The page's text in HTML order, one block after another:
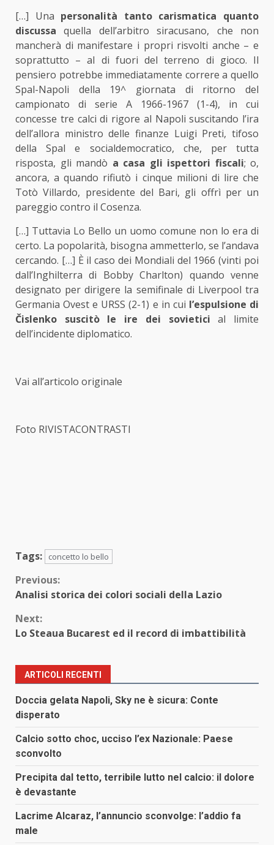
[…] Una personalità tanto carismatica quanto
discussa quella dell’arbitro siracusano, che non
mancherà di manifestare i propri risvolti anche – e
soprattutto – al di fuori del terreno di gioco. Il
pensiero potrebbe immediatamente correre a quello
Spal-Napoli della 19^ giornata di ritorno del
campionato di serie A 1966-1967 (1-4), in cui
concesse tre calci di rigore al Napoli suscitando l’ira
dell’allora ministro delle finanze Luigi Preti, tifoso
della Spal e socialdemocratico, che, per tutta
risposta, gli mandò a casa gli ispettori fiscali; o,
ancora, a quando rifiutò i cinque milioni di lire che
Totò Villardo, presidente del Bari, gli offrì per un
pareggio contro il Cosenza.
[…] Tuttavia Lo Bello un uomo comune non lo era di
certo. La popolarità, bisogna ammetterlo, se l’andava
cercando. […] È il caso dei Mondiali del 1966 (vinti poi
dall’Inghilterra di Bobby Charlton) quando venne
designato per dirigere la semifinale di Liverpool tra
Germania Ovest e URSS (2-1) e in cui l’espulsione di
Čislenko suscitò le ire dei sovietici al limite
dell’incidente diplomatico.
Vai all’articolo originale
Foto RIVISTACONTRASTI
Tags: concetto lo bello
Continue
Previous:
Analisi storica dei colori sociali della Lazio
Next:
Lo Steaua Bucarest ed il record di imbattibilità
ARTICOLI RECENTI
Doccia gelata Napoli, Sky ne è sicura: Conte
disperato
Calcio sotto choc, ucciso l’ex Nazionale: Paese
sconvolto
Precipita dal tetto, terribile lutto nel calcio: il dolore
è devastante
Lacrime Alcaraz, l’annuncio sconvolge: l’addio fa
male